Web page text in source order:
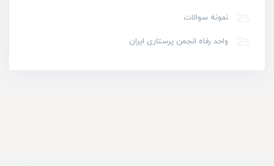
نمونه سوالات
واحد رفاه انجمن پرستاری ایران